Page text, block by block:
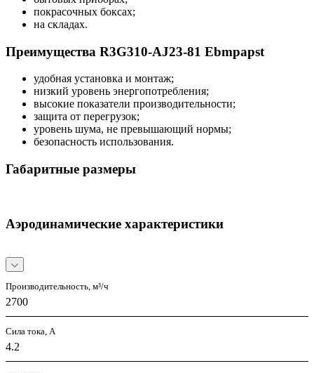
покрасочных боксах;
на складах.
Преимущества R3G310-AJ23-81 Ebmpapst
удобная установка и монтаж;
низкий уровень энергопотребления;
высокие показатели производительности;
защита от перегрузок;
уровень шума, не превышающий нормы;
безопасность использования.
Габаритные размеры
Аэродинамические характеристики
Производительность, м³/ч
2700
Сила тока, А
4.2